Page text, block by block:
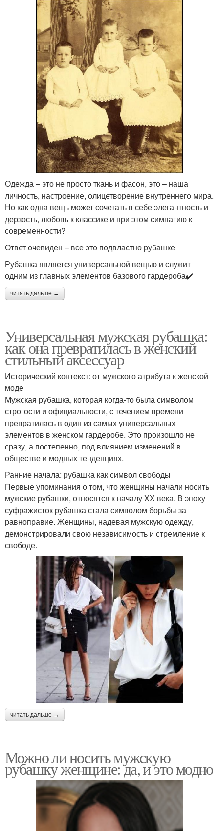
Одежда – это не просто ткань и фасон, это – наша
личность, настроение, олицетворение внутреннего мира.
Но как одна вещь может сочетать в себе элегантность и
дерзость, любовь к классике и при этом симпатию к
современности?
Ответ очевиден – все это подвластно рубашке
Рубашка является универсальной вещью и служит
одним из главных элементов базового гардероба✔️
читать дальше →
Универсальная мужская рубашка:
как она превратилась в женский
стильный аксессуар
Исторический контекст: от мужского атрибута к женской
моде
Мужская рубашка, которая когда-то была символом
строгости и официальности, с течением времени
превратилась в один из самых универсальных
элементов в женском гардеробе. Это произошло не
сразу, а постепенно, под влиянием изменений в
обществе и модных тенденциях.
Ранние начала: рубашка как символ свободы
Первые упоминания о том, что женщины начали носить
мужские рубашки, относятся к началу XX века. В эпоху
суфражисток рубашка стала символом борьбы за
равноправие. Женщины, надевая мужскую одежду,
демонстрировали свою независимость и стремление к
свободе.
читать дальше →
Можно ли носить мужскую
рубашку женщине: да, и это модно